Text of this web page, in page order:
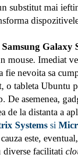
substitut mai
Samsung Galaxy
mouse. Imediat
nevoita sa
o tableta Ubuntu
De asemenea,
de la distanta a
Systems si
este,
diverse facilitati